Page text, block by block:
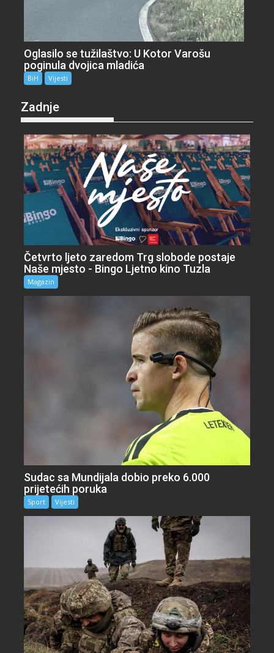
Oglasilo se tužilaštvo: U Kotor Varošu
poginula dvojica mladića
BiH Vijesti
Zadnje
Četvrto ljeto zaredom Trg slobode postaje
Naše mjesto - Bingo Ljetno kino Tuzla
Magazin
Sudac sa Mundijala dobio preko 6.000
prijetećih poruka
Sport Vijesti